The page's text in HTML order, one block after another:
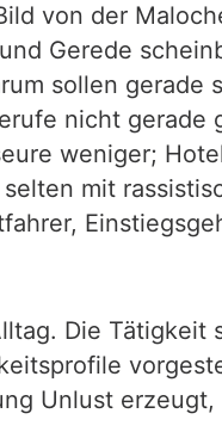
von der
Gerede
sollen gerade
nicht gerade
weniger;
mit
Die Tätigkeit
Unlust